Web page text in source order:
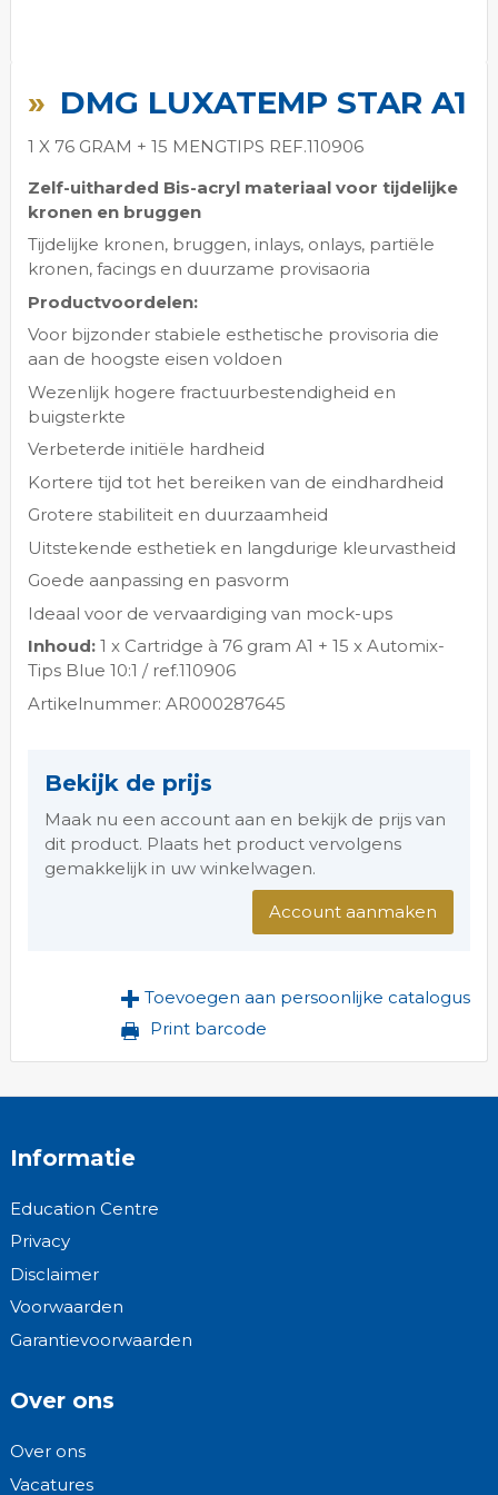
DMG LUXATEMP STAR A1
1 X 76 GRAM + 15 MENGTIPS REF.110906
Zelf-uitharded Bis-acryl materiaal voor tijdelijke
kronen en bruggen
Tijdelijke kronen, bruggen, inlays, onlays, partiële
kronen, facings en duurzame provisaoria
Productvoordelen:
Voor bijzonder stabiele esthetische provisoria die
aan de hoogste eisen voldoen
Wezenlijk hogere fractuurbestendigheid en
buigsterkte
Verbeterde initiële hardheid
Kortere tijd tot het bereiken van de eindhardheid
Grotere stabiliteit en duurzaamheid
Uitstekende esthetiek en langdurige kleurvastheid
Goede aanpassing en pasvorm
Ideaal voor de vervaardiging van mock-ups
Inhoud:1 x Cartridge à 76 gram A1 + 15 x Automix-
Tips Blue 10:1 / ref.110906
Artikelnummer: AR000287645
Bekijk de prijs
Maak nu een account aan en bekijk de prijs van
dit product. Plaats het product vervolgens
gemakkelijk in uw winkelwagen.
Account aanmaken
Toevoegen aan persoonlijke catalogus
Print barcode
het
van
de
afbeeldingen-
Informatie
Education Centre
Privacy
Disclaimer
Voorwaarden
Garantievoorwaarden
Over ons
Over ons
Vacatures